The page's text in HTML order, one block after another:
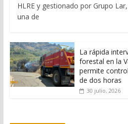
HLRE y gestionado por Grupo
una de
La rápida
forestal en la
permite
de dos horas
30 julio, 2026